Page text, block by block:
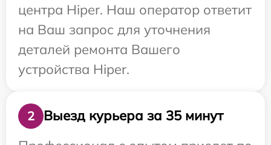
центра Hiper. Наш оператор ответит
на Ваш запрос для уточнения
деталей ремонта Вашего
устройства Hiper.
2
Выезд курьера за 35 минут